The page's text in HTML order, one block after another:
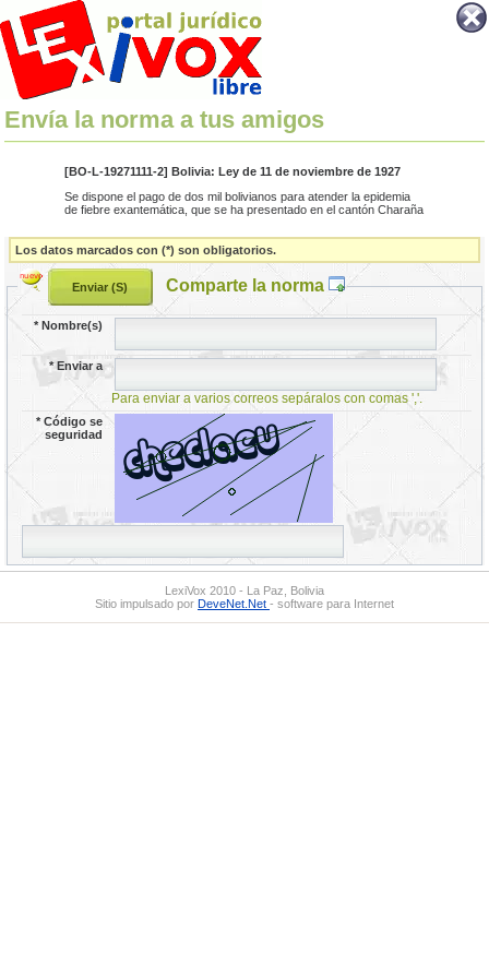
Envía la norma a tus amigos
[BO-L-19271111-2] Bolivia: Ley de 11 de noviembre de 1927
Se dispone el pago de dos mil bolivianos para atender la epidemia
de fiebre exantemática, que se ha presentado en el cantón Charaña
Los datos marcados con (*) son obligatorios.
Comparte la norma
*Nombre(s)
*Enviar a
Para enviar a varios correos sepáralos con comas ','.
*Código se
seguridad
LexiVox 2010 - La Paz, Bolivia
Sitio impulsado por DeveNet.Net - software para Internet